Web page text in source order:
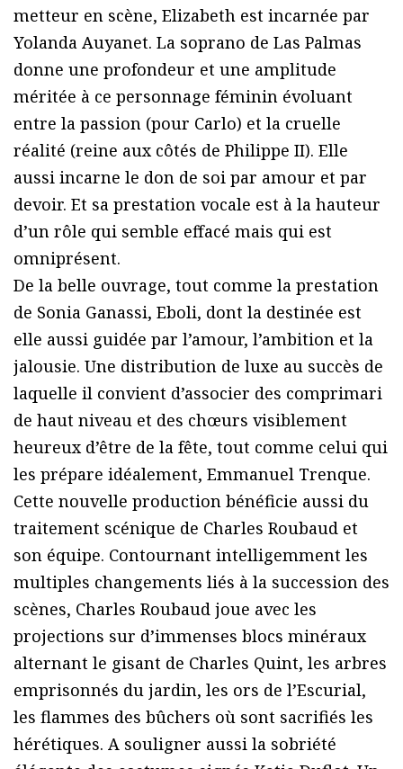
metteur en scène, Elizabeth est incarnée par
Yolanda Auyanet. La soprano de Las Palmas
donne une profondeur et une amplitude
méritée à ce personnage féminin évoluant
entre la passion (pour Carlo) et la cruelle
réalité (reine aux côtés de Philippe II). Elle
aussi incarne le don de soi par amour et par
devoir. Et sa prestation vocale est à la hauteur
d’un rôle qui semble effacé mais qui est
omniprésent.
De la belle ouvrage, tout comme la prestation
de Sonia Ganassi, Eboli, dont la destinée est
elle aussi guidée par l’amour, l’ambition et la
jalousie. Une distribution de luxe au succès de
laquelle il convient d’associer des comprimari
de haut niveau et des chœurs visiblement
heureux d’être de la fête, tout comme celui qui
les prépare idéalement, Emmanuel Trenque.
Cette nouvelle production bénéficie aussi du
traitement scénique de Charles Roubaud et
son équipe. Contournant intelligemment les
multiples changements liés à la succession des
scènes, Charles Roubaud joue avec les
projections sur d’immenses blocs minéraux
alternant le gisant de Charles Quint, les arbres
emprisonnés du jardin, les ors de l’Escurial,
les flammes des bûchers où sont sacrifiés les
hérétiques. A souligner aussi la sobriété